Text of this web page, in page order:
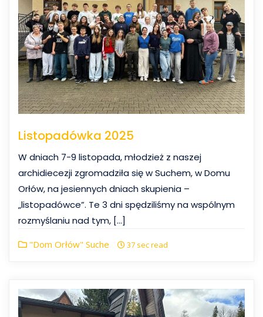
Listopadówka 2025
W dniach 7-9 listopada, młodzież z naszej
archidiecezji zgromadziła się w Suchem, w Domu
Orłów, na jesiennych dniach skupienia –
„listopadówce”. Te 3 dni spędziliśmy na wspólnym
rozmyślaniu nad tym, […]
"Dom Orłów" Suche 37 sec read